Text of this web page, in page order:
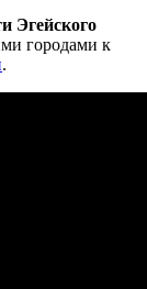
Эгейского
городами к
.